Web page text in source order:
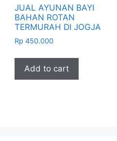
JUAL AYUNAN BAYI
BAHAN ROTAN
TERMURAH DI JOGJA
Rp 450.000
Add to cart